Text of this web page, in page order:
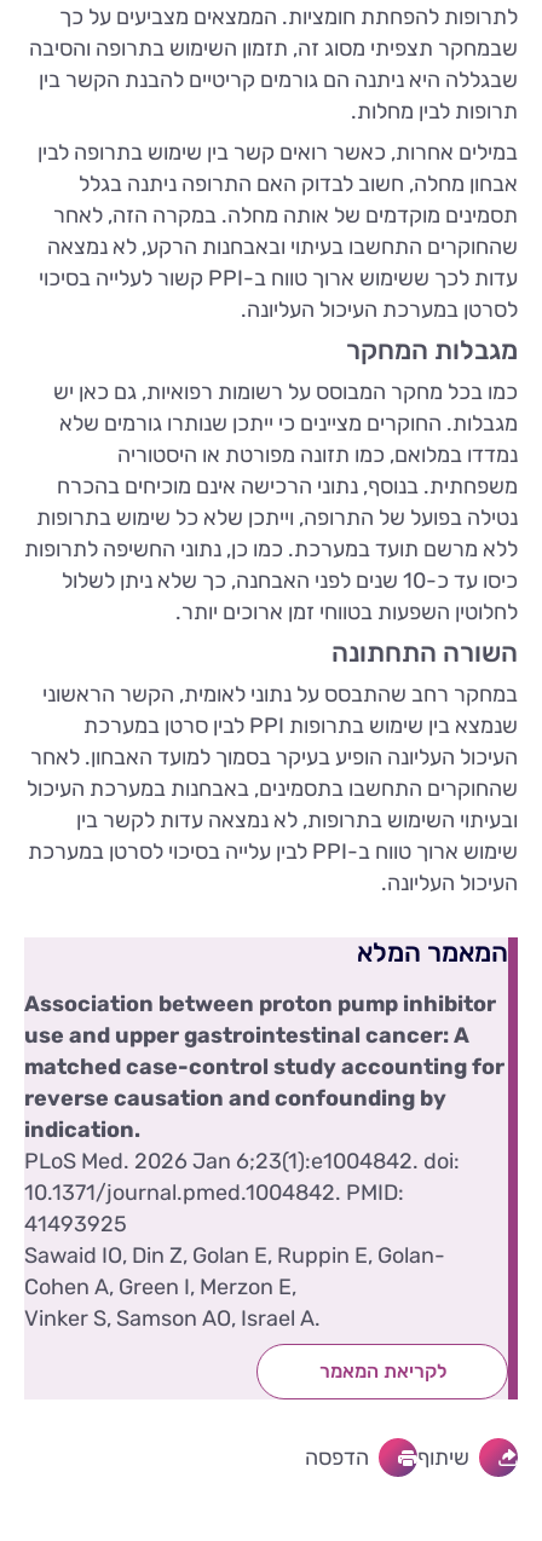
לתרופות להפחתת חומציות. הממצאים מצביעים על כך
שבמחקר תצפיתי מסוג זה, תזמון השימוש בתרופה והסיבה
שבגללה היא ניתנה הם גורמים קריטיים להבנת הקשר בין
תרופות לבין מחלות.
במילים אחרות, כאשר רואים קשר בין שימוש בתרופה לבין
אבחון מחלה, חשוב לבדוק האם התרופה ניתנה בגלל
תסמינים מוקדמים של אותה מחלה. במקרה הזה, לאחר
שהחוקרים התחשבו בעיתוי ובאבחנות הרקע, לא נמצאה
עדות לכך ששימוש ארוך טווח ב-PPI קשור לעלייה בסיכוי
לסרטן במערכת העיכול העליונה.
מגבלות המחקר
כמו בכל מחקר המבוסס על רשומות רפואיות, גם כאן יש
מגבלות. החוקרים מציינים כי ייתכן שנותרו גורמים שלא
נמדדו במלואם, כמו תזונה מפורטת או היסטוריה
משפחתית. בנוסף, נתוני הרכישה אינם מוכיחים בהכרח
נטילה בפועל של התרופה, וייתכן שלא כל שימוש בתרופות
ללא מרשם תועד במערכת. כמו כן, נתוני החשיפה לתרופות
כיסו עד כ-10 שנים לפני האבחנה, כך שלא ניתן לשלול
לחלוטין השפעות בטווחי זמן ארוכים יותר.
השורה התחתונה
במחקר רחב שהתבסס על נתוני לאומית, הקשר הראשוני
שנמצא בין שימוש בתרופות PPI לבין סרטן במערכת
העיכול העליונה הופיע בעיקר בסמוך למועד האבחון. לאחר
שהחוקרים התחשבו בתסמינים, באבחנות במערכת העיכול
ובעיתוי השימוש בתרופות, לא נמצאה עדות לקשר בין
שימוש ארוך טווח ב-PPI לבין עלייה בסיכוי לסרטן במערכת
העיכול העליונה.
המאמר המלא
Association between proton pump inhibitor
use and upper gastrointestinal cancer: A
matched case-control study accounting for
reverse causation and confounding by
indication.
PLoS Med. 2026 Jan 6;23(1):e1004842. doi:
10.1371/journal.pmed.1004842. PMID:
41493925
Sawaid IO, Din Z, Golan E, Ruppin E, Golan-
Cohen A, Green I, Merzon E,
Vinker S, Samson AO, Israel A.
לקריאת המאמר
שיתוף הדפסה